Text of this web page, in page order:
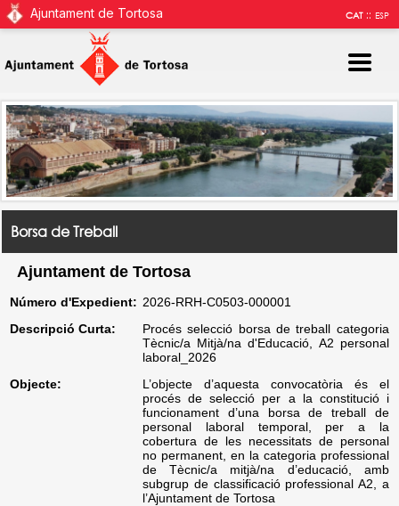
Ajuntament de Tortosa CAT::ESP
Borsa de Treball
Ajuntament de Tortosa
Número d'Expedient: 2026-RRH-C0503-000001
Descripció Curta:
Procés selecció borsa de treball categoria
Tècnic/a Mitjà/na d'Educació, A2 personal
laboral_2026
Objecte:
L’objecte d’aquesta convocatòria és el
procés de selecció per a la constitució i
funcionament d’una borsa de treball de
personal laboral temporal, per a la
cobertura de les necessitats de personal
no permanent, en la categoria professional
de Tècnic/a mitjà/na d’educació, amb
subgrup de classificació professional A2, a
l’Ajuntament de Tortosa